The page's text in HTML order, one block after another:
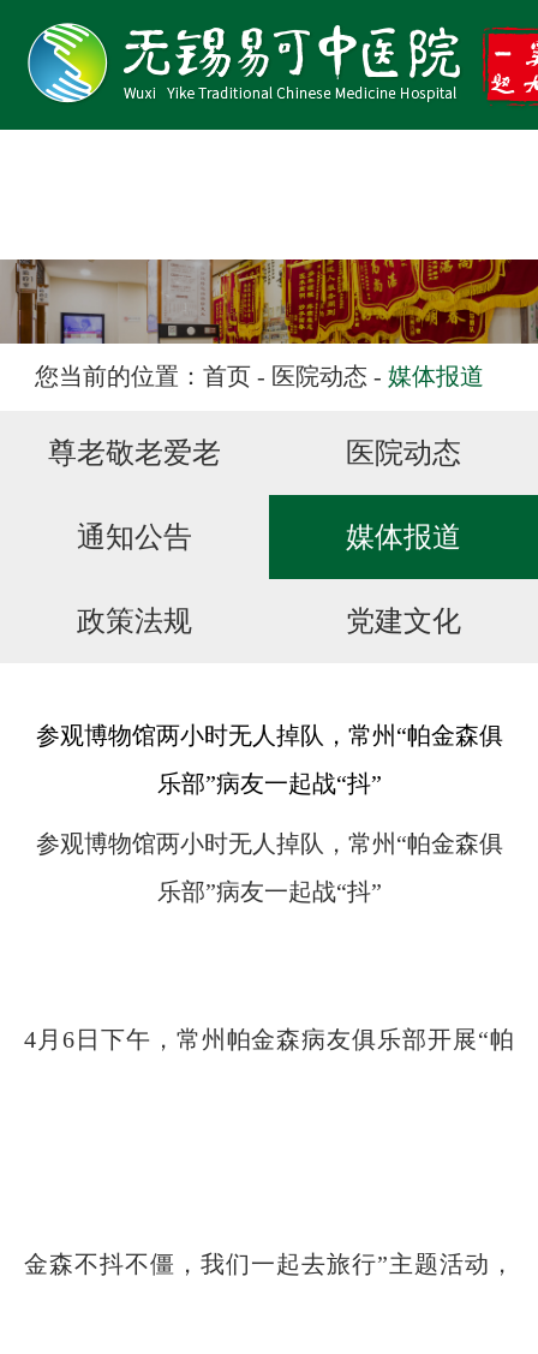
医院首页
医院概况
医院动态
学术易可
文化易可
健康教育
在线招聘
您当前的位置： 首页 - 医院动态 - 媒体报道
尊老敬老爱老 医院动态
通知公告 媒体报道
政策法规 党建文化
参观博物馆两小时无人掉队，常州“帕金森俱
乐部”病友一起战“抖”
参观博物馆两小时无人掉队，常州“帕金森俱
乐部”病友一起战“抖”
4月6日下午，常州帕金森病友俱乐部开展“帕
金森不抖不僵，我们一起去旅行”主题活动，